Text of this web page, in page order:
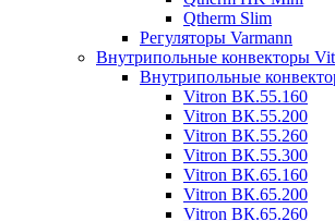
Qtherm Slim
Регуляторы Varmann
Внутрипольные конвекторы
Внутрипольные
Vitron ВК.55.160
Vitron ВК.55.200
Vitron ВК.55.260
Vitron ВК.55.300
Vitron ВК.65.160
Vitron ВК.65.200
Vitron ВК.65.260